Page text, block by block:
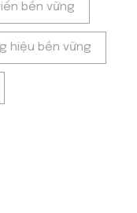
bền vững
hiệu bền vững